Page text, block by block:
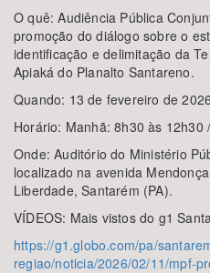
O quê: Audiência Pública
promoção do diálogo sobre o
identificação e delimitação da
Apiaká do Planalto Santareno.
Quando: 13 de fevereiro de
Horário: Manhã: 8h30 às 12h30
Onde: Auditório do Ministério
localizado na avenida
Liberdade, Santarém (PA).
VÍDEOS: Mais vistos do g1
https://g1.globo.com/pa/
regiao/noticia/2026/02/11/mpf-